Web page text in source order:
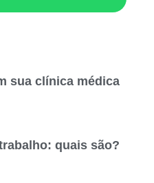
sua clínica médica
quais são?